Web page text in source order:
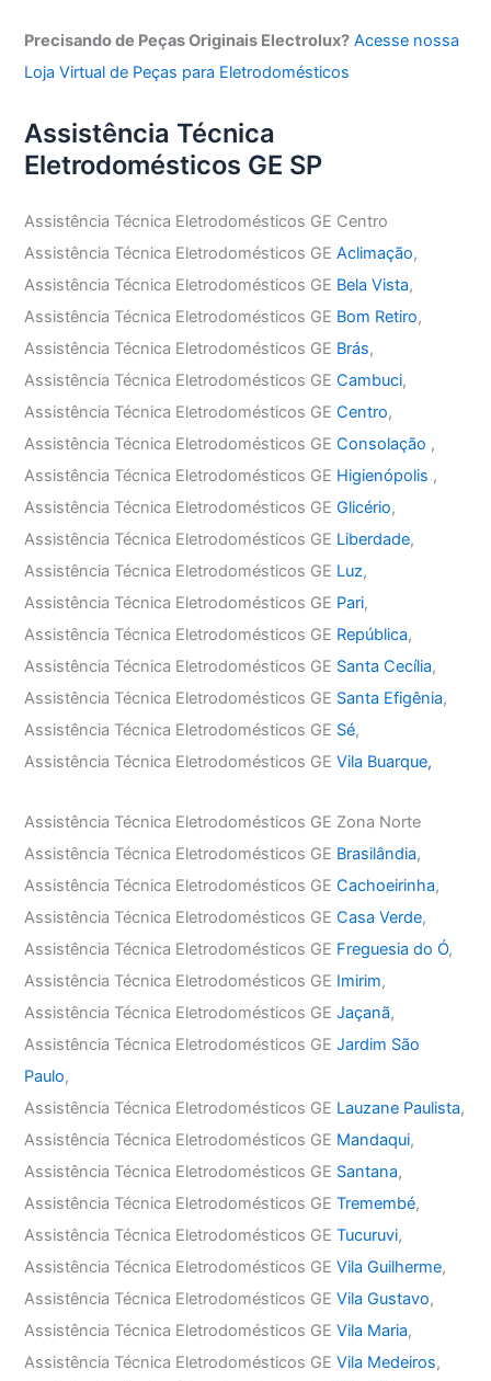
Precisando de Peças Originais Electrolux? Acesse nossa
Loja Virtual de Peças para Eletrodomésticos
Assistência Técnica
Eletrodomésticos GE SP
Assistência Técnica Eletrodomésticos GE Centro
Assistência Técnica Eletrodomésticos GEAclimação,
Assistência Técnica Eletrodomésticos GE Bela Vista,
Assistência Técnica Eletrodomésticos GE Bom Retiro,
Assistência Técnica Eletrodomésticos GE Brás,
Assistência Técnica Eletrodomésticos GECambuci,
Assistência Técnica Eletrodomésticos GECentro,
Assistência Técnica Eletrodomésticos GEConsolação ,
Assistência Técnica Eletrodomésticos GE Higienópolis ,
Assistência Técnica Eletrodomésticos GEGlicério,
Assistência Técnica Eletrodomésticos GE Liberdade,
Assistência Técnica Eletrodomésticos GE Luz,
Assistência Técnica Eletrodomésticos GE Pari,
Assistência Técnica Eletrodomésticos GE República,
Assistência Técnica Eletrodomésticos GE Santa Cecília,
Assistência Técnica Eletrodomésticos GE Santa Efigênia,
Assistência Técnica Eletrodomésticos GE Sé,
Assistência Técnica Eletrodomésticos GEVila Buarque,
Assistência Técnica Eletrodomésticos GE Zona Norte
Assistência Técnica Eletrodomésticos GE Brasilândia,
Assistência Técnica Eletrodomésticos GECachoeirinha,
Assistência Técnica Eletrodomésticos GECasa Verde,
Assistência Técnica Eletrodomésticos GE Freguesia do Ó,
Assistência Técnica Eletrodomésticos GE Imirim,
Assistência Técnica Eletrodomésticos GEJaçanã,
Assistência Técnica Eletrodomésticos GEJardim São
Paulo,
Assistência Técnica Eletrodomésticos GE Lauzane Paulista,
Assistência Técnica Eletrodomésticos GE Mandaqui,
Assistência Técnica Eletrodomésticos GE Santana,
Assistência Técnica Eletrodomésticos GETremembé,
Assistência Técnica Eletrodomésticos GETucuruvi,
Assistência Técnica Eletrodomésticos GEVila Guilherme,
Assistência Técnica Eletrodomésticos GEVila Gustavo,
Assistência Técnica Eletrodomésticos GEVila Maria,
Assistência Técnica Eletrodomésticos GEVila Medeiros,